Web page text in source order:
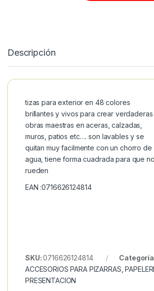
Descripción
tizas para exterior en 48 colores
brillantes y vivos para crear verdaderas
obras maestras en aceras, calzadas,
muros, patios etc…. son lavables y se
quitan muy facilmente con un chorro de
agua, tiene forma cuadrada para que no
rueden
EAN :0716626124814
SKU:0716626124814
ACCESORIOS PARA PIZARRAS ,
PRESENTACION